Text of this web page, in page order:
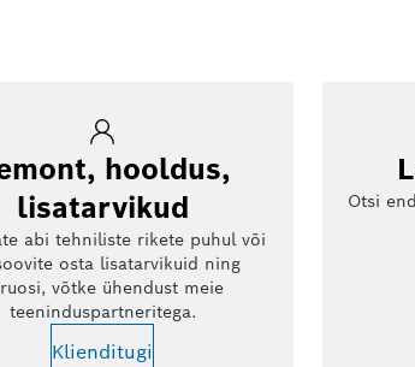
hooldus,
lisatarvikud
abi tehniliste rikete puhul või
osta lisatarvikuid ning
võtke ühendust meie
teeninduspartneritega.
Klienditugi
Otsi